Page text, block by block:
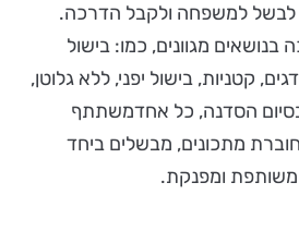
לבשל למשפחה ולקבל הדרכה.
מגוונים, כמו: בישול
קטניות, בישול יפני, ללא גלוטן,
בסיום הסדנה, כל אחדמשתתף
מתכונים, מבשלים ביחד
משותפת ומפנקת.